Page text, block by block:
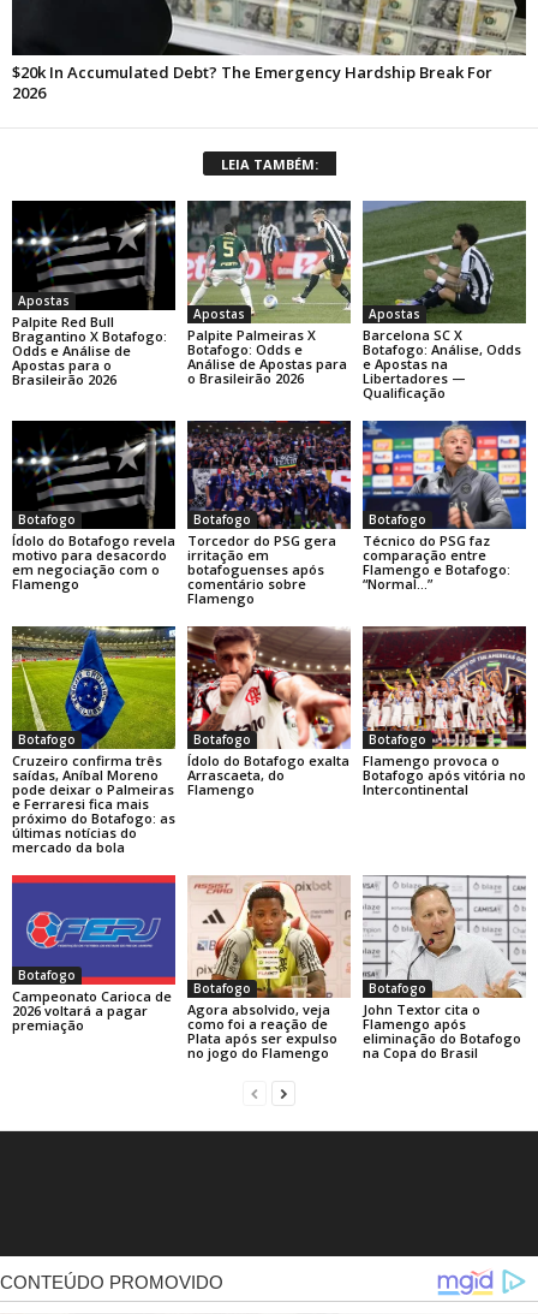
LEIA TAMBÉM:
Apostas
Palpite Red Bull
Bragantino X Botafogo:
Odds e Análise de
Apostas para o
Brasileirão 2026
Apostas
Palpite Palmeiras X
Botafogo: Odds e
Análise de Apostas para
o Brasileirão 2026
Apostas
Barcelona SC X
Botafogo: Análise, Odds
e Apostas na
Libertadores —
Qualificação
Botafogo
Ídolo do Botafogo revela
motivo para desacordo
em negociação com o
Flamengo
Botafogo
Torcedor do PSG gera
irritação em
botafoguenses após
comentário sobre
Flamengo
Botafogo
Técnico do PSG faz
comparação entre
Flamengo e Botafogo:
“Normal…”
Botafogo
Cruzeiro confirma três
saídas, Aníbal Moreno
pode deixar o Palmeiras
e Ferraresi fica mais
próximo do Botafogo: as
últimas notícias do
mercado da bola
Botafogo
Ídolo do Botafogo exalta
Arrascaeta, do
Flamengo
Botafogo
Flamengo provoca o
Botafogo após vitória no
Intercontinental
Botafogo
Campeonato Carioca de
2026 voltará a pagar
premiação
Botafogo
Agora absolvido, veja
como foi a reação de
Plata após ser expulso
no jogo do Flamengo
Botafogo
John Textor cita o
Flamengo após
eliminação do Botafogo
na Copa do Brasil